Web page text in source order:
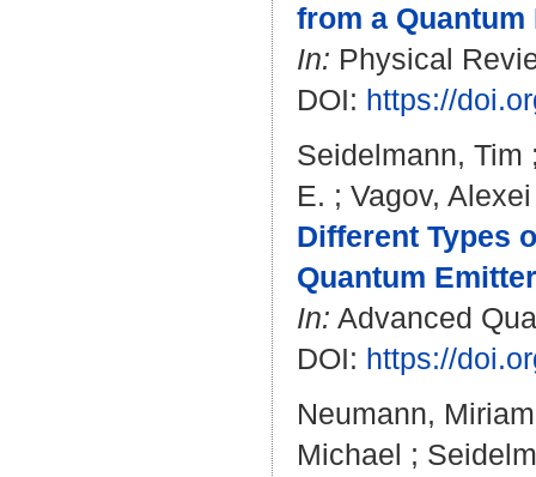
from a Quantum
In: Physical
DOI: https://
Seidelmann, Tim
E. ; Vagov, Alexei
Different Types
Quantum
In: Advanced
DOI: https://
Neumann, Miriam
Michael ;